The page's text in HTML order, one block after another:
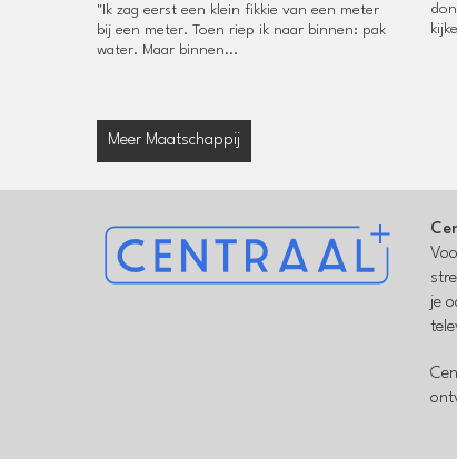
"Ik zag eerst een klein fikkie van een meter
bij een meter. Toen riep ik naar binnen: pak
water. Maar binnen...
Meer Maatschappij
je